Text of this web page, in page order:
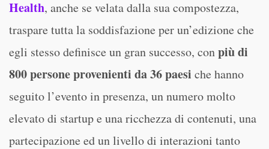
Health, anche se velata dalla sua compostezza,
traspare tutta la soddisfazione per un’edizione che
egli stesso definisce un gran successo, conpiù di
800 persone provenienti da 36 paesi che hanno
seguito l’evento in presenza, un numero molto
elevato di startup e una ricchezza di contenuti, una
partecipazione ed un livello di interazioni tanto